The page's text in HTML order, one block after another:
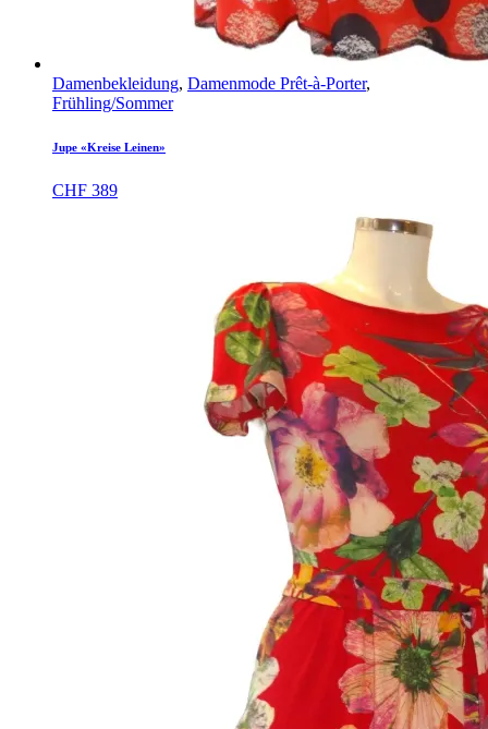
Damenbekleidung, Damenmode Prêt-à-Porter,
Frühling/Sommer
Jupe «Kreise Leinen»
CHF 389